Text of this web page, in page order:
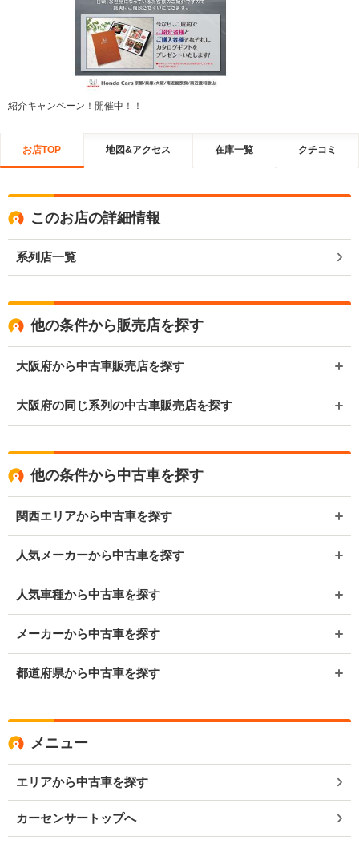
紹介キャンペーン！開催中！！
お店TOP 地図&アクセス 在庫一覧 クチコミ
このお店の詳細情報
系列店一覧
他の条件から販売店を探す
大阪府から中古車販売店を探す
大阪府の同じ系列の中古車販売店を探す
他の条件から中古車を探す
関西エリアから中古車を探す
人気メーカーから中古車を探す
人気車種から中古車を探す
メーカーから中古車を探す
都道府県から中古車を探す
メニュー
エリアから中古車を探す
カーセンサートップへ